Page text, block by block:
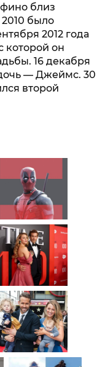
близ
было
2012 года
которой он
16 декабря
— Джеймс. 30
второй